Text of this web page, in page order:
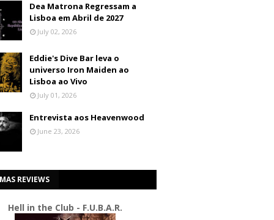
Dea Matrona Regressam a
Lisboa em Abril de 2027
July 02, 2026
Eddie's Dive Bar leva o
universo Iron Maiden ao
Lisboa ao Vivo
July 01, 2026
Entrevista aos Heavenwood
June 23, 2026
REVIEWS
Hell in the Club - F.U.B.A.R.